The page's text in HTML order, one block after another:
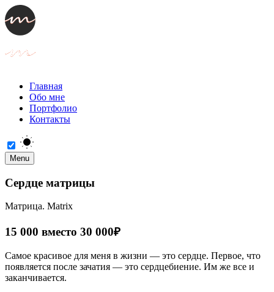
Главная
Обо мне
Портфолио
Контакты
Menu
Сердце матрицы
Матрица. Matrix
15 000 вместо 30 000₽
Самое красивое для меня в жизни — это сердце. Первое, что
появляется после зачатия — это сердцебиение. Им же все и
заканчивается.